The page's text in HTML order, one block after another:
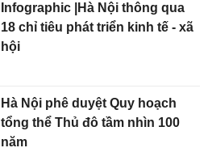
Infographic |Hà Nội thông qua
18 chỉ tiêu phát triển kinh tế - xã
hội
Hà Nội phê duyệt Quy hoạch
tổng thể Thủ đô tầm nhìn 100
năm